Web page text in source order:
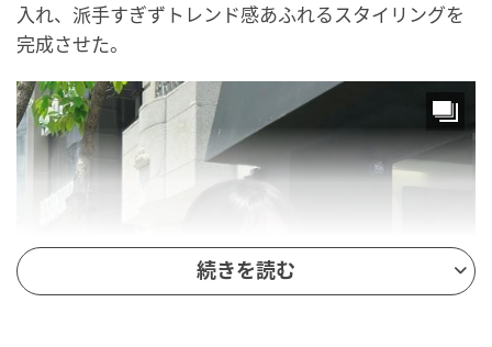
入れ、派手すぎずトレンド感あふれるスタイリングを
完成させた。
続きを読む